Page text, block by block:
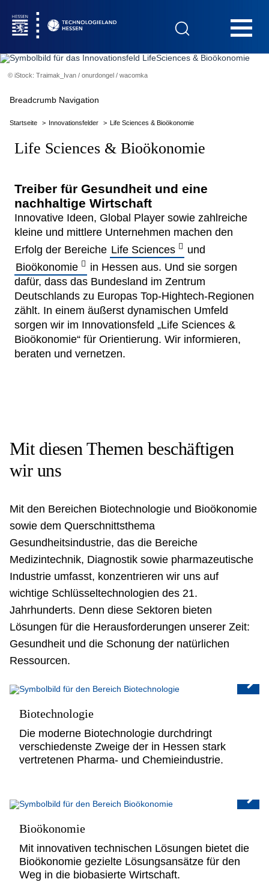
Startseite
Innovationsfelder
Beratung & Förderung
Netzwerke
© iStock: Traimak_Ivan / onurdongel / wacomka
Breadcrumb Navigation
Startseite Innovationsfelder Life Sciences & Bioökonomie
Life Sciences & Bioökonomie
Treiber für Gesundheit und eine
nachhaltige Wirtschaft
Innovative Ideen, Global Player sowie zahlreiche
kleine und mittlere Unternehmen machen den
Erfolg der Bereiche Life Sciences
und
Bioökonomie
in Hessen aus. Und sie sorgen
dafür, dass das Bundesland im Zentrum
Deutschlands zu Europas Top-Hightech-Regionen
zählt. In einem äußerst dynamischen Umfeld
sorgen wir im Innovationsfeld „Life Sciences &
Bioökonomie“ für Orientierung. Wir informieren,
beraten und vernetzen.
Mit diesen Themen beschäftigen
wir uns
Mit den Bereichen Biotechnologieund Bioökonomie
sowie dem Querschnittsthema
Gesundheitsindustrie, das die Bereiche
Medizintechnik, Diagnostiksowie pharmazeutische
Industrieumfasst, konzentrieren wir uns auf
wichtige Schlüsseltechnologien des 21.
Jahrhunderts. Denn diese Sektoren bieten
Lösungen für die Herausforderungen unserer Zeit:
Gesundheit und die Schonung der natürlichen
Ressourcen.
Biotechnologie
Die moderne Biotechnologie durchdringt
verschiedenste Zweige der in Hessen stark
vertretenen Pharma- und Chemieindustrie.
Bioökonomie
Mit innovativen technischen Lösungen bietet die
Bioökonomie gezielte Lösungsansätze für den
Weg in die biobasierte Wirtschaft.